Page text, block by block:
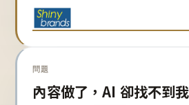
問題
內容做了，AI 卻找不到我